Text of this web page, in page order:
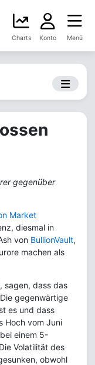
Charts Konto Menü
gegenüber
Market
diesmal in
von BullionVault,
machen als
sagen, dass das
gegenwärtige
es und dass
Hoch vom Juni
einem 5-
Volatilität des
obwohl